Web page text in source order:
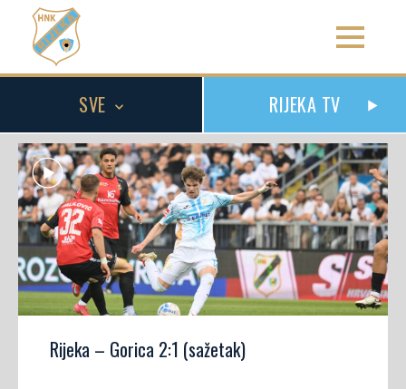
SVE RIJEKA TV
Rijeka – Gorica 2:1 (sažetak)